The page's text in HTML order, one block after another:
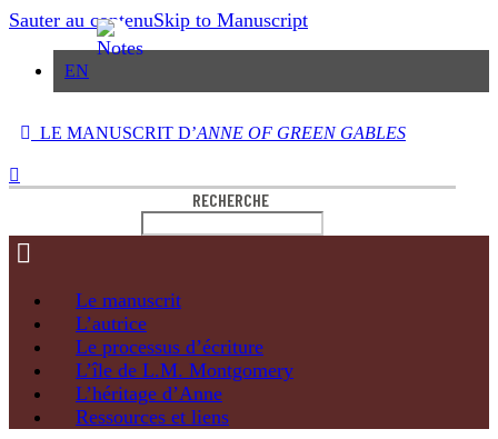
Sauter au contenuSkip to Manuscript
EN
LE MANUSCRIT D’ANNE OF GREEN GABLES
RECHERCHE
Le manuscrit
L’autrice
Le processus d’écriture
L’île de L.M. Montgomery
L’héritage d’Anne
Ressources et liens